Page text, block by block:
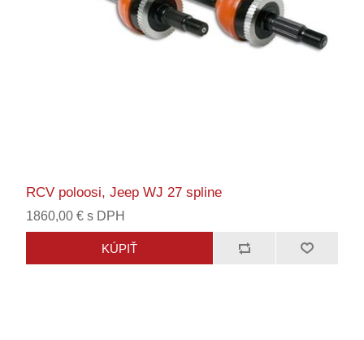
RCV poloosi, Jeep WJ 27 spline
1860,00 € s DPH